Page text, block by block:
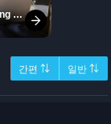
간편 ⇅ 일반 ⇅